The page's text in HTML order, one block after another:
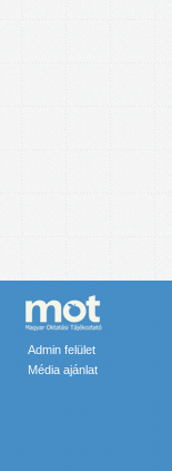
Admin felület
Média ajánlat